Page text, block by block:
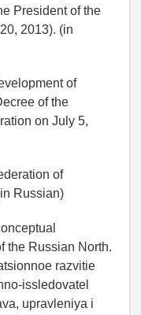
President of the
2013). (in
of
of the
on July 5,
of
Russian)
the Russian North.
razvitie
issledovatel
upravleniya i